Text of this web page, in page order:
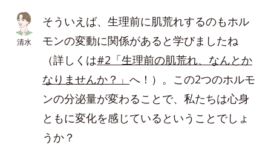
清水
そういえば、生理前に肌荒れするのもホル
モンの変動に関係があると学びましたね
（詳しくは#2「生理前の肌荒れ、なんとか
なりませんか？」 へ！）。この2つのホルモ
ンの分泌量が変わることで、私たちは心身
ともに変化を感じているということでしょ
うか？